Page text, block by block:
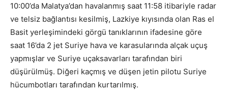
10:00’da Malatya’dan havalanmış saat 11:58 itibariyle radar
ve telsiz bağlantısı kesilmiş, Lazkiye kıyısında olan Ras el
Basit yerleşimindeki görgü tanıklarının ifadesine göre
saat 16’da 2 jet Suriye hava ve karasularında alçak uçuş
yapmışlar ve Suriye uçaksavarları tarafından biri
düşürülmüş. Diğeri kaçmış ve düşen jetin pilotu Suriye
hücumbotları tarafından kurtarılmış.